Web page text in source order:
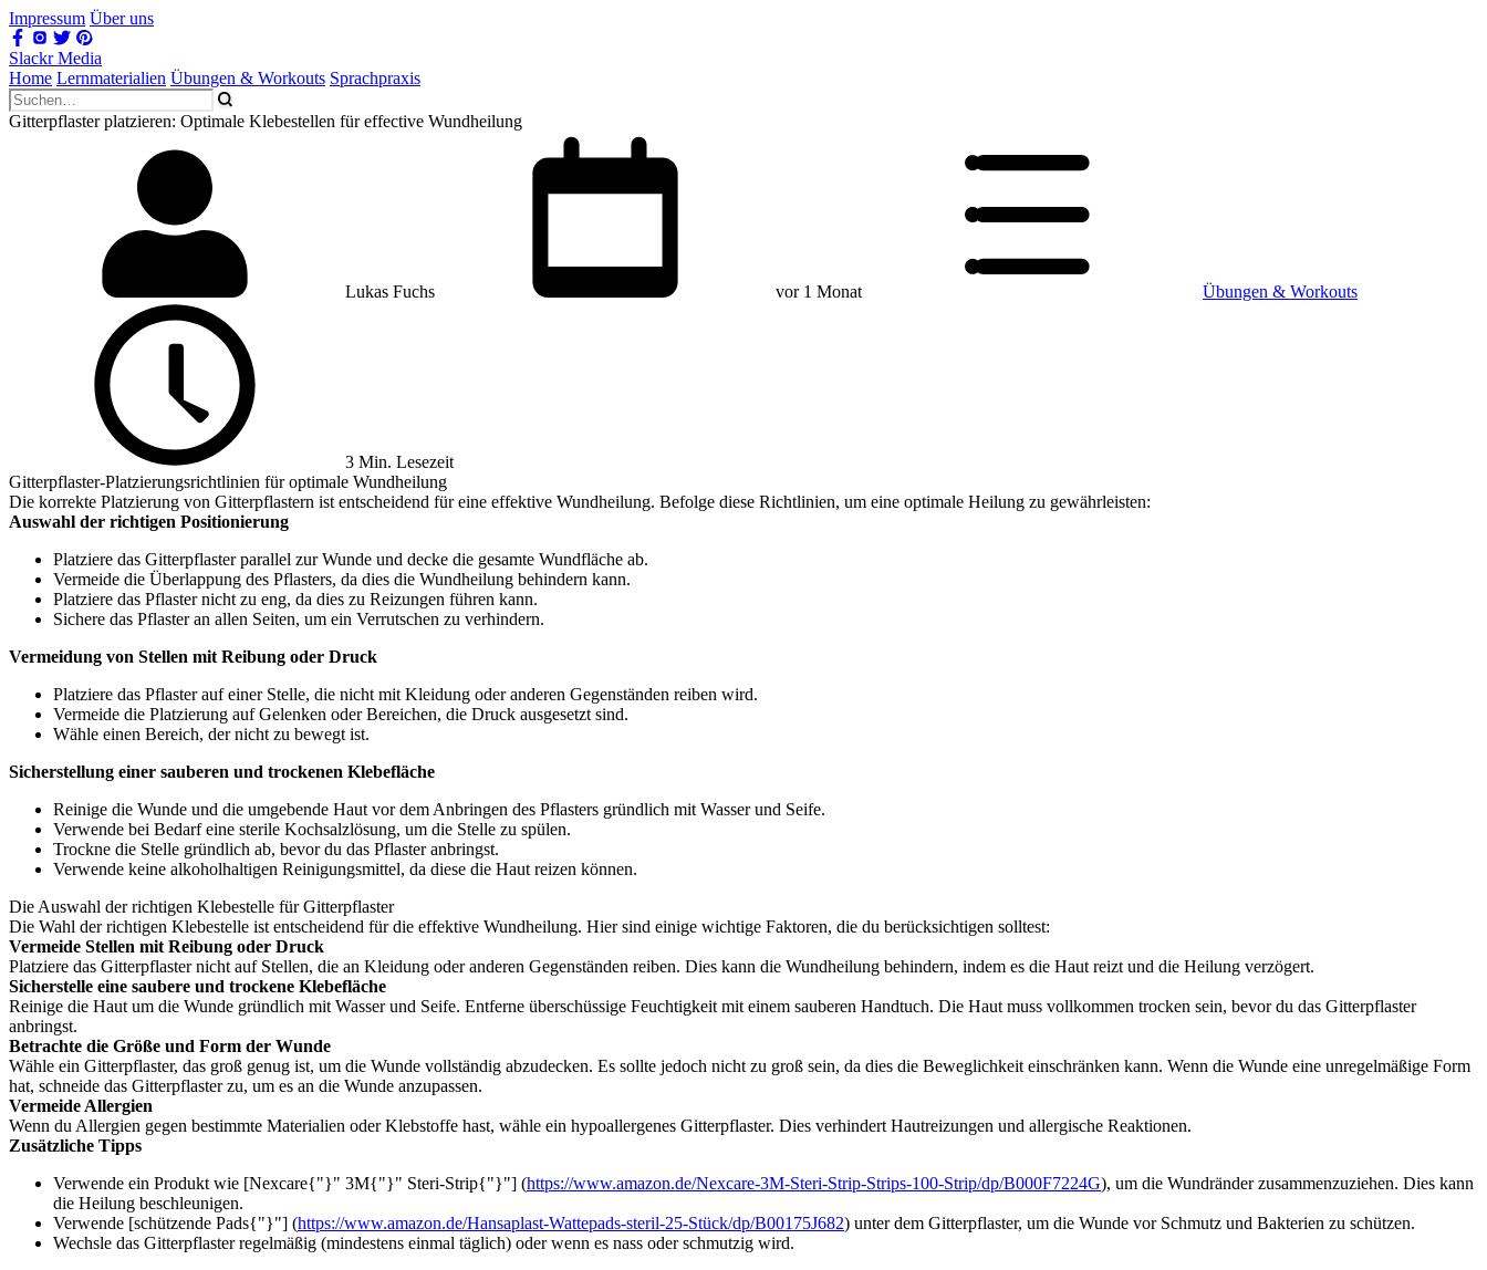
Impressum Über uns
Slackr Media
Home Lernmaterialien Übungen & Workouts Sprachpraxis
Gitterpflaster platzieren: Optimale Klebestellen für effective Wundheilung
Lukas Fuchs vor 1 Monat Übungen & Workouts
3 Min. Lesezeit
Gitterpflaster-Platzierungsrichtlinien für optimale Wundheilung
Die korrekte Platzierung von Gitterpflastern ist entscheidend für eine effektive Wundheilung. Befolge diese Richtlinien, um eine optimale Heilung zu gewährleisten:
Auswahl der richtigen Positionierung
Platziere das Gitterpflaster parallel zur Wunde und decke die gesamte Wundfläche ab.
Vermeide die Überlappung des Pflasters, da dies die Wundheilung behindern kann.
Platziere das Pflaster nicht zu eng, da dies zu Reizungen führen kann.
Sichere das Pflaster an allen Seiten, um ein Verrutschen zu verhindern.
Vermeidung von Stellen mit Reibung oder Druck
Platziere das Pflaster auf einer Stelle, die nicht mit Kleidung oder anderen Gegenständen reiben wird.
Vermeide die Platzierung auf Gelenken oder Bereichen, die Druck ausgesetzt sind.
Wähle einen Bereich, der nicht zu bewegt ist.
Sicherstellung einer sauberen und trockenen Klebefläche
Reinige die Wunde und die umgebende Haut vor dem Anbringen des Pflasters gründlich mit Wasser und Seife.
Verwende bei Bedarf eine sterile Kochsalzlösung, um die Stelle zu spülen.
Trockne die Stelle gründlich ab, bevor du das Pflaster anbringst.
Verwende keine alkoholhaltigen Reinigungsmittel, da diese die Haut reizen können.
Die Auswahl der richtigen Klebestelle für Gitterpflaster
Die Wahl der richtigen Klebestelle ist entscheidend für die effektive Wundheilung. Hier sind einige wichtige Faktoren, die du berücksichtigen solltest:
Vermeide Stellen mit Reibung oder Druck
Platziere das Gitterpflaster nicht auf Stellen, die an Kleidung oder anderen Gegenständen reiben. Dies kann die Wundheilung behindern, indem es die Haut reizt und die Heilung verzögert.
Sicherstelle eine saubere und trockene Klebefläche
Reinige die Haut um die Wunde gründlich mit Wasser und Seife. Entferne überschüssige Feuchtigkeit mit einem sauberen Handtuch. Die Haut muss vollkommen trocken sein, bevor du das Gitterpflaster
anbringst.
Betrachte die Größe und Form der Wunde
Wähle ein Gitterpflaster, das groß genug ist, um die Wunde vollständig abzudecken. Es sollte jedoch nicht zu groß sein, da dies die Beweglichkeit einschränken kann. Wenn die Wunde eine unregelmäßige Form
hat, schneide das Gitterpflaster zu, um es an die Wunde anzupassen.
Vermeide Allergien
Wenn du Allergien gegen bestimmte Materialien oder Klebstoffe hast, wähle ein hypoallergenes Gitterpflaster. Dies verhindert Hautreizungen und allergische Reaktionen.
Zusätzliche Tipps
Verwende ein Produkt wie [Nexcare{"}" 3M{"}" Steri-Strip{"}"] (https://www.amazon.de/Nexcare-3M-Steri-Strip-Strips-100-Strip/dp/B000F7224G), um die Wundränder zusammenzuziehen. Dies kann
die Heilung beschleunigen.
Verwende [schützende Pads{"}"] (https://www.amazon.de/Hansaplast-Wattepads-steril-25-Stück/dp/B00175J682) unter dem Gitterpflaster, um die Wunde vor Schmutz und Bakterien zu schützen.
Wechsle das Gitterpflaster regelmäßig (mindestens einmal täglich) oder wenn es nass oder schmutzig wird.